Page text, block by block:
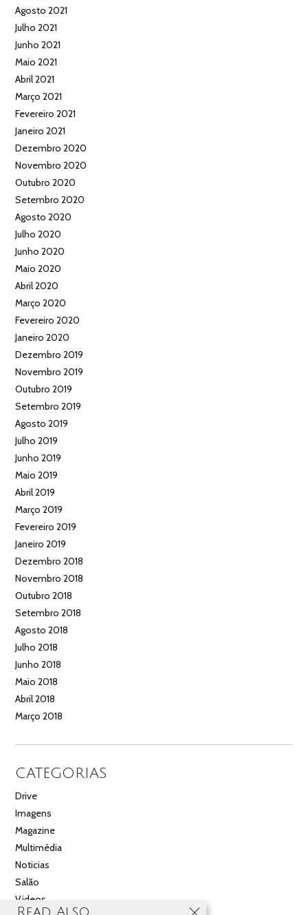
Agosto 2021
Julho 2021
Junho 2021
Maio 2021
Abril 2021
Março 2021
Fevereiro 2021
Janeiro 2021
Dezembro 2020
Novembro 2020
Outubro 2020
Setembro 2020
Agosto 2020
Julho 2020
Junho 2020
Maio 2020
Abril 2020
Março 2020
Fevereiro 2020
Janeiro 2020
Dezembro 2019
Novembro 2019
Outubro 2019
Setembro 2019
Agosto 2019
Julho 2019
Junho 2019
Maio 2019
Abril 2019
Março 2019
Fevereiro 2019
Janeiro 2019
Dezembro 2018
Novembro 2018
Outubro 2018
Setembro 2018
Agosto 2018
Julho 2018
Junho 2018
Maio 2018
Abril 2018
Março 2018
CATEGORIAS
Drive
Imagens
Magazine
Multimédia
Noticias
Salão
Videos